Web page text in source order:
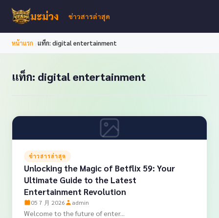
มะม่วง ข่าวสารล่าสุด
หน้าแรก แท็ก: digital entertainment
แท็ก: digital entertainment
ข่าวสารล่าสุด
Unlocking the Magic of Betflix 59: Your
Ultimate Guide to the Latest
Entertainment Revolution
05 7 月 2026 admin
Welcome to the future of enter...